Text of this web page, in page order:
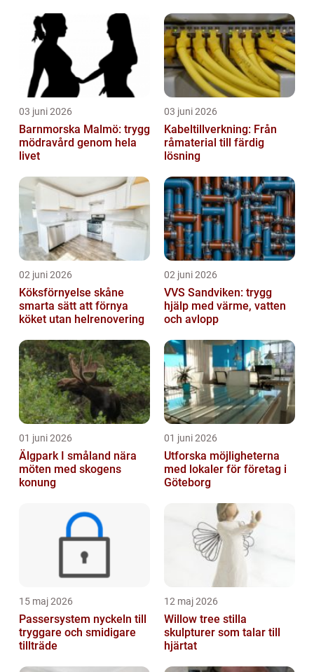
03 juni 2026
Barnmorska Malmö: trygg
mödravård genom hela
livet
03 juni 2026
Kabeltillverkning: Från
råmaterial till färdig
lösning
02 juni 2026
Köksförnyelse skåne
smarta sätt att förnya
köket utan helrenovering
02 juni 2026
VVS Sandviken: trygg
hjälp med värme, vatten
och avlopp
01 juni 2026
Älgpark I småland nära
möten med skogens
konung
01 juni 2026
Utforska möjligheterna
med lokaler för företag i
Göteborg
15 maj 2026
Passersystem nyckeln till
tryggare och smidigare
tillträde
12 maj 2026
Willow tree stilla
skulpturer som talar till
hjärtat